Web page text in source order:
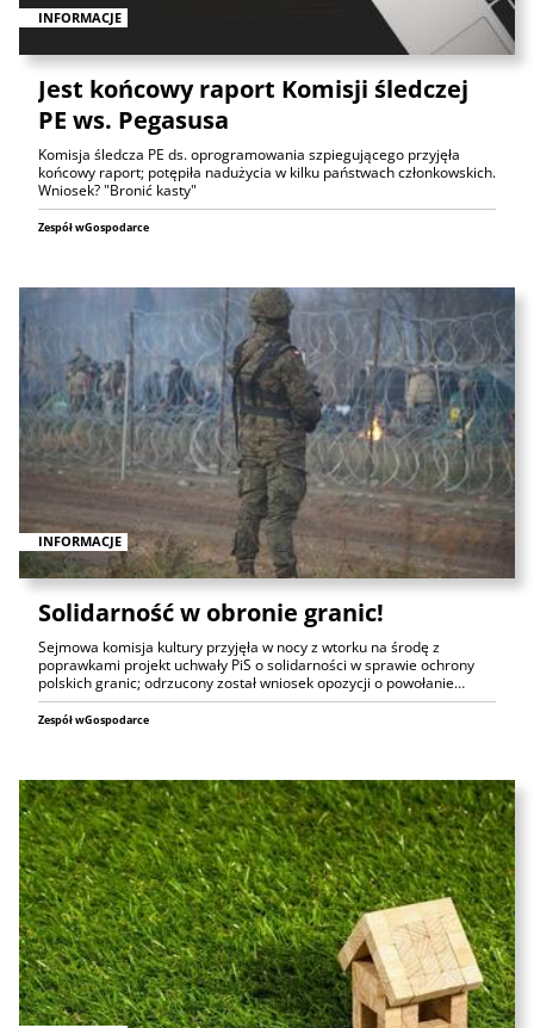
INFORMACJE
Jest końcowy raport Komisji śledczej
PE ws. Pegasusa
Komisja śledcza PE ds. oprogramowania szpiegującego przyjęła
końcowy raport; potępiła nadużycia w kilku państwach członkowskich.
Wniosek? "Bronić kasty"
Zespół wGospodarce
INFORMACJE
Solidarność w obronie granic!
Sejmowa komisja kultury przyjęła w nocy z wtorku na środę z
poprawkami projekt uchwały PiS o solidarności w sprawie ochrony
polskich granic; odrzucony został wniosek opozycji o powołanie…
Zespół wGospodarce